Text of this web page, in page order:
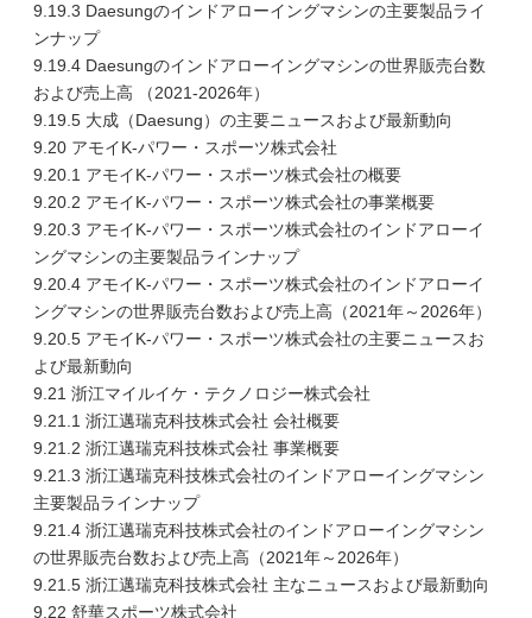
9.19.3 Daesungのインドアローイングマシンの主要製品ライ
ンナップ
9.19.4 Daesungのインドアローイングマシンの世界販売台数
および売上高 （2021-2026年）
9.19.5 大成（Daesung）の主要ニュースおよび最新動向
9.20 アモイK-パワー・スポーツ株式会社
9.20.1 アモイK-パワー・スポーツ株式会社の概要
9.20.2 アモイK-パワー・スポーツ株式会社の事業概要
9.20.3 アモイK-パワー・スポーツ株式会社のインドアローイ
ングマシンの主要製品ラインナップ
9.20.4 アモイK-パワー・スポーツ株式会社のインドアローイ
ングマシンの世界販売台数および売上高（2021年～2026年）
9.20.5 アモイK-パワー・スポーツ株式会社の主要ニュースお
よび最新動向
9.21 浙江マイルイケ・テクノロジー株式会社
9.21.1 浙江邁瑞克科技株式会社 会社概要
9.21.2 浙江邁瑞克科技株式会社 事業概要
9.21.3 浙江邁瑞克科技株式会社のインドアローイングマシン
主要製品ラインナップ
9.21.4 浙江邁瑞克科技株式会社のインドアローイングマシン
の世界販売台数および売上高（2021年～2026年）
9.21.5 浙江邁瑞克科技株式会社 主なニュースおよび最新動向
9.22 舒華スポーツ株式会社